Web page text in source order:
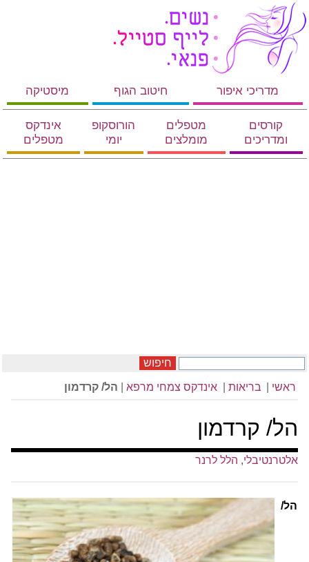
מדריכי איפור חיטוב הגוף מיסטיקה
קורסים
ומדריכים
מטפלים
מומלצים
הורוסקופ
יומי
אינדקס
מטפלים
חיפוש
ראשי בריאות אינדקס צמחי מרפא| הל/ קרדמון
הל/ קרדמון
אלטרנטיבלי, הלל לרנר
הל/